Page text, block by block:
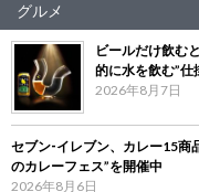
グルメ
ビールだけ飲む
的に水を飲む”仕
2026年8月7日
セブン‐イレブン、カレー15
のカレーフェス”を開催中
2026年8月6日